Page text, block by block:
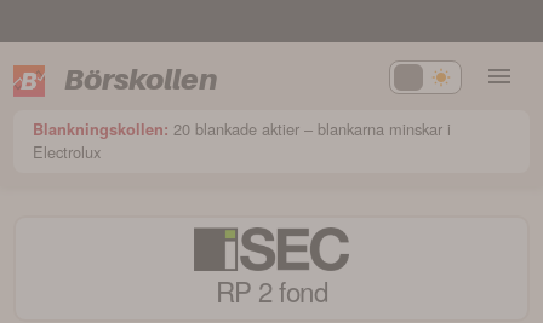
Börskollen
Blankningskollen: 20 blankade aktier – blankarna minskar i
Electrolux
RP 2fond